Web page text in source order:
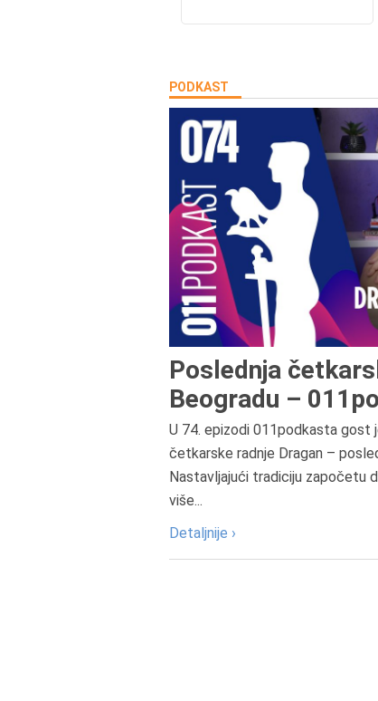
PODKAST
Poslednja
Beogradu –
U 74. epizodi 011podkasta gost
četkarske radnje Dragan –
Nastavljajući tradiciju započetu
više...
Detaljnije ›